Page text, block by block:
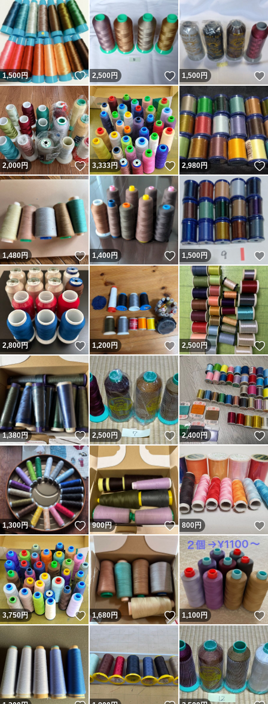
1,500円 いいね！
2,500円 いいね！
1,500円
2,000円 いいね！
3,333円 いいね！
2,980円
1,480円 いいね！
1,400円 いいね！
1,500円
2,800円 いいね！
1,200円 いいね！
2,500円
1,380円 いいね！
2,500円 いいね！
2,400円
1,300円 いいね！
900円 いいね！
800円
3,750円 いいね！
1,680円 いいね！
1,100円